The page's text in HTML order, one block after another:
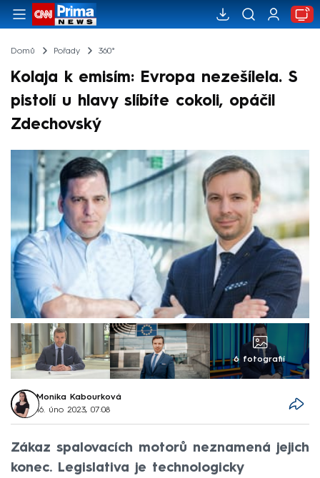
Domů Pořady 360°
Kolaja k emisím: Evropa nezešílela. S
pistolí u hlavy slíbíte cokoli, opáčil
Zdechovský
6 fotografií
Monika Kabourková
16. úno 2023, 07:08
Zákaz spalovacích motorů neznamená jejich
konec. Legislativa je technologicky